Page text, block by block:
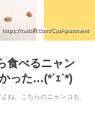
https://twitter.com/CatApartment
食べるニャン
った…(*´ｪ`*)
ね。こちらのニャンコも、